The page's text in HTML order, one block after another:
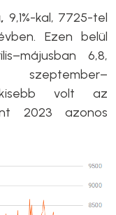
9,1%-kal, 7725-tel
Ezen belül
6,8,
szeptember–
kisebb volt az
2023 azonos